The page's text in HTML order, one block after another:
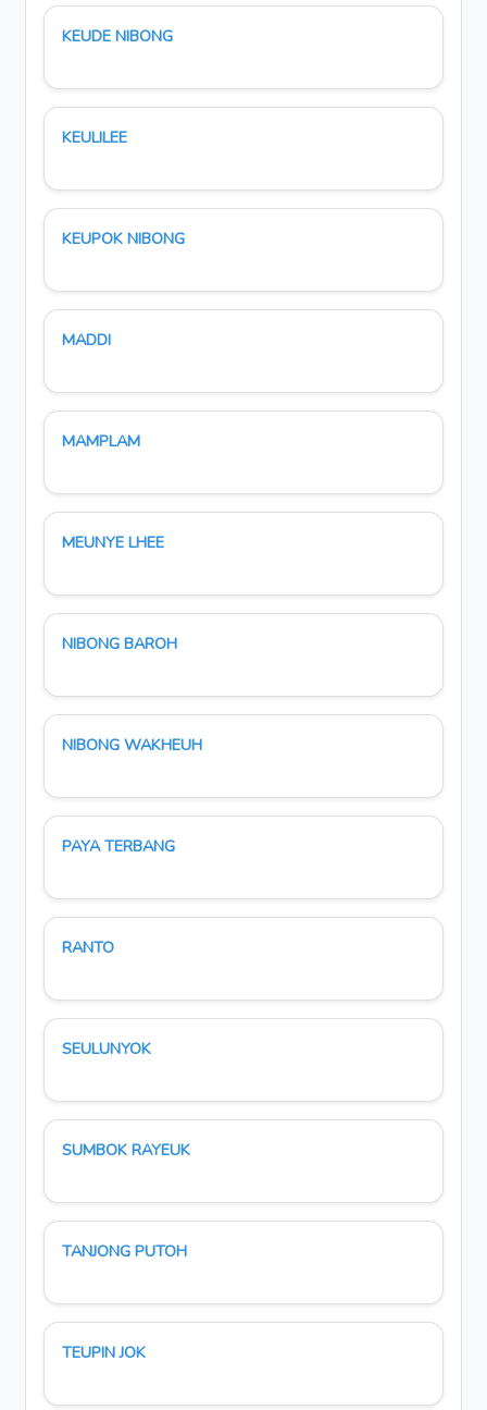
KEUDE NIBONG
KEULILEE
KEUPOK NIBONG
MADDI
MAMPLAM
MEUNYE LHEE
NIBONG BAROH
NIBONG WAKHEUH
PAYA TERBANG
RANTO
SEULUNYOK
SUMBOK RAYEUK
TANJONG PUTOH
TEUPIN JOK